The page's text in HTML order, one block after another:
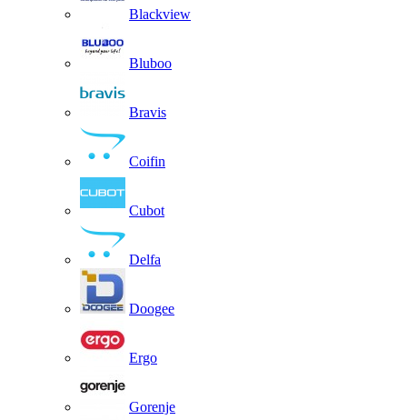
Blackview
Bluboo
Bravis
Coifin
Cubot
Delfa
Doogee
Ergo
Gorenje